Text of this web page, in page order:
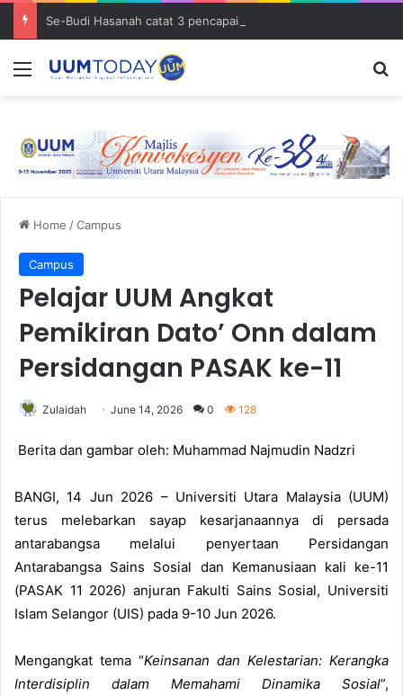
Menu
Home /Campus
Campus
Pelajar UUM Angkat
Pemikiran Dato’ Onn dalam
Persidangan PASAK ke-11
Zulaidah June 14, 2026 0 128
Berita dan gambar oleh: Muhammad Najmudin Nadzri
BANGI, 14 Jun 2026 – Universiti Utara Malaysia (UUM)
terus melebarkan sayap kesarjanaannya di persada
antarabangsa melalui penyertaan Persidangan
Antarabangsa Sains Sosial dan Kemanusiaan kali ke-11
(PASAK 11 2026) anjuran Fakulti Sains Sosial, Universiti
Islam Selangor (UIS) pada 9-10 Jun 2026.
Mengangkat tema “Keinsanan dan Kelestarian: Kerangka
Interdisiplin dalam Memahami Dinamika Sosial”,